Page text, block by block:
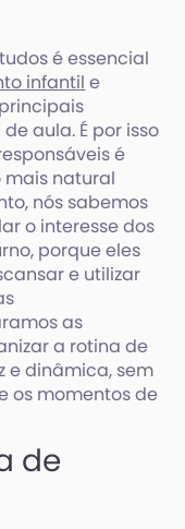
é essencial
infantil e
aula. É por isso
é
natural
nós sabemos
o interesse dos
porque eles
e utilizar
as
a rotina de
e dinâmica, sem
os momentos de
de